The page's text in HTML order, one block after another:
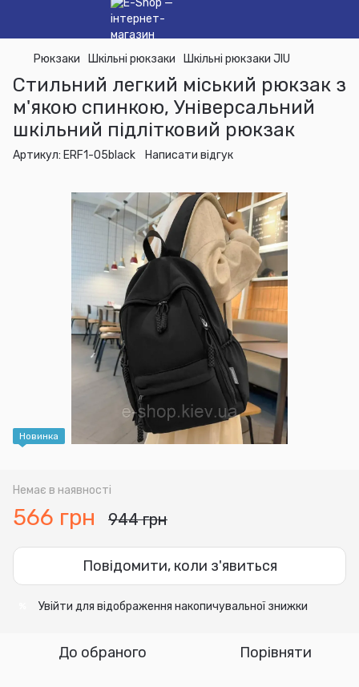
Рюкзаки Шкільні рюкзаки Шкільні рюкзаки JIU
Стильний легкий міський рюкзак з
м'якою спинкою, Універсальний
шкільний підлітковий рюкзак
Артикул: ERF1-05black Написати відгук
Новинка
Немає в наявності
566 грн 944 грн
Повідомити, коли з'явиться
Увійти для відображення накопичувальної знижки
До обраного Порівняти